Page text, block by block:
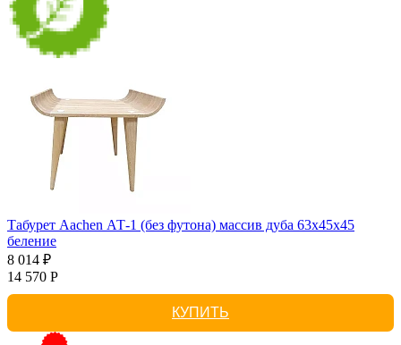
Табурет Aachen АТ-1 (без футона) массив дуба 63х45х45
беление
8 014 ₽
14 570 Р
КУПИТЬ